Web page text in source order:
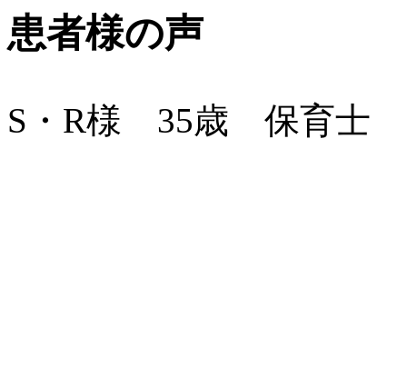
患者様の声
S・R様 35歳 保育士